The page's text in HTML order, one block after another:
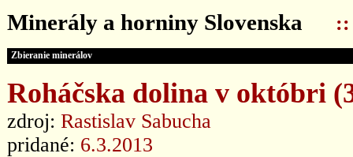
Minerály a horniny Slovenska ::
Zbieranie minerálov
Roháčska dolina v októbri
zdroj: Rastislav Sabucha
pridané: 6.3.2013